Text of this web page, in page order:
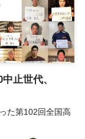
止世代、
た第102回全国高